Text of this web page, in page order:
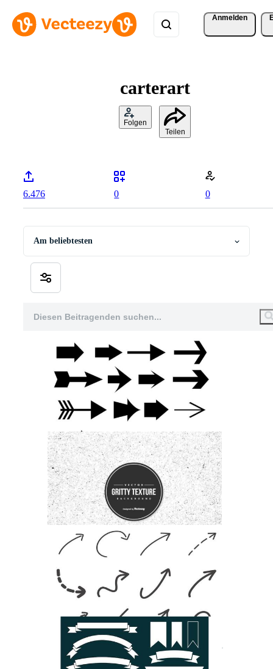
Anmelden
carterart
Folgen
Teilen
6.476 0 0
Am beliebtesten